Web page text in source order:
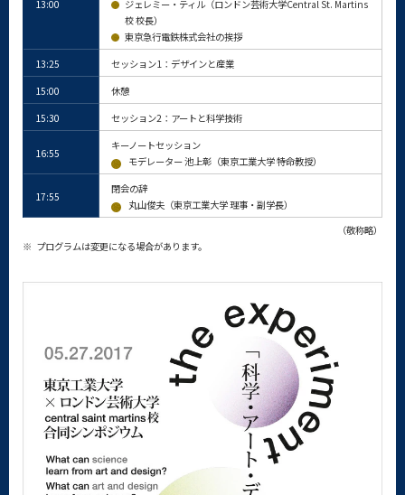
13:00
ジェレミー・ティル（ロンドン芸術大学Central St. Martins
校 校長）
東京急行電鉄株式会社の挨拶
13:25
セッション1：デザインと産業
15:00
休憩
15:30
セッション2：アートと科学技術
16:55
キーノートセッション
モデレーター 池上彰（東京工業大学 特命教授）
17:55
閉会の辞
丸山俊夫（東京工業大学 理事・副学長）
（敬称略）
※ プログラムは変更になる場合があります。